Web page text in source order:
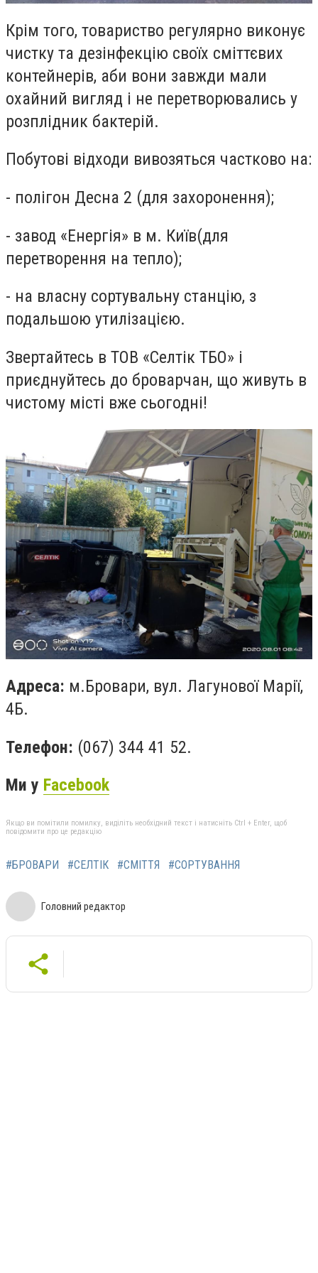
Крім того, товариство регулярно виконує
чистку та дезінфекцію своїх сміттєвих
контейнерів, аби вони завжди мали
охайний вигляд і не перетворювались у
розплідник бактерій.
Побутові відходи вивозяться частково на:
- полігон Десна 2 (для захоронення);
- завод «Енергія» в м. Київ(для
перетворення на тепло);
- на власну сортувальну станцію, з
подальшою утилізацією.
Звертайтесь в ТОВ «Селтік ТБО» і
приєднуйтесь до броварчан, що живуть в
чистому місті вже сьогодні!
Адреса: м.Бровари, вул. Лагунової Марії,
4Б.
Телефон: (067) 344 41 52.
Ми у Facebook
Якщо ви помітили помилку, виділіть необхідний текст і натисніть Ctrl + Enter, щоб
повідомити про це редакцію
#БРОВАРИ #СЕЛТІК #СМІТТЯ #СОРТУВАННЯ
Головний редактор